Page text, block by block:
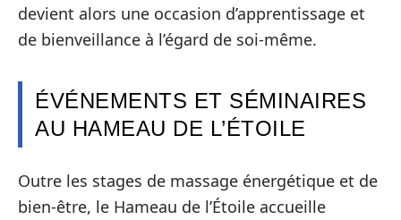
devient alors une occasion d’apprentissage et
de bienveillance à l’égard de soi-même.
ÉVÉNEMENTS ET SÉMINAIRES
AU HAMEAU DE L’ÉTOILE
Outre les stages de massage énergétique et de
bien-être, le Hameau de l’Étoile accueille